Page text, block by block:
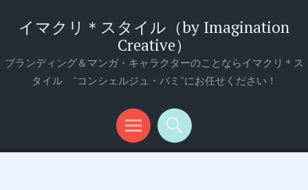
イマクリ＊スタイル（by Imagination
Creative）
ブランディング＆マンガ・キャラクターのことならイマクリ＊ス
タイル “コンシェルジュ・バミ”にお任せください！
メ
検